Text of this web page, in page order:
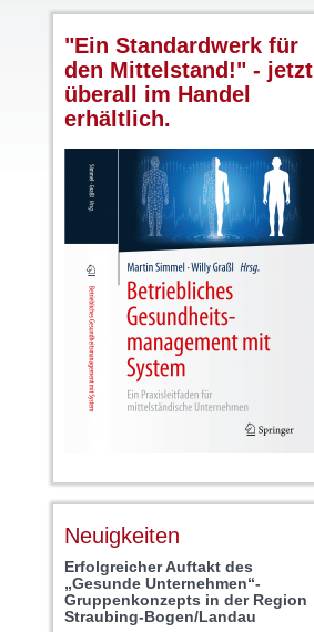
"Ein Standardwerk für
den Mittelstand!" - jetzt
überall im Handel
erhältlich.
Neuigkeiten
Erfolgreicher Auftakt des
„Gesunde Unternehmen“-
Gruppenkonzepts in der Region
Straubing-Bogen/Landau